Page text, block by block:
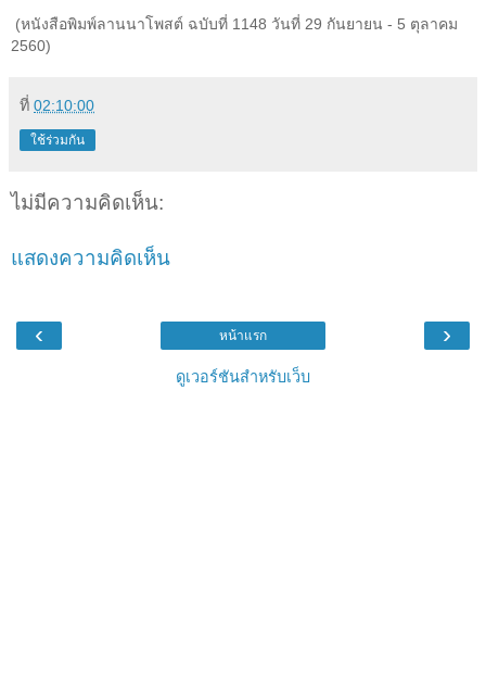
(หนังสือพิมพ์ลานนาโพสต์ ฉบับที่ 1148 วันที่ 29 กันยายน - 5 ตุลาคม
2560)
ที่ 02:10:00
ใช้ร่วมกัน
ไม่มีความคิดเห็น:
แสดงความคิดเห็น
‹ ›
หน้าแรก
ดูเวอร์ชันสำหรับเว็บ